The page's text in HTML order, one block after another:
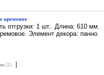
кремовое
отгрузки: 1 шт.. Длина: 610 мм.
Элемент декора: панно.
(1)